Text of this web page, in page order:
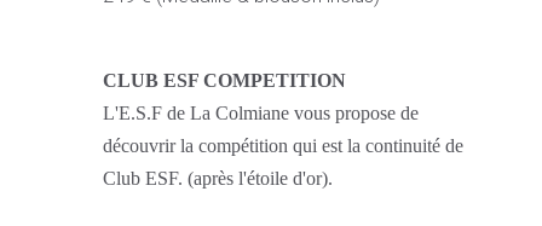
CLUB ESF COMPETITION
L'E.S.F de La Colmiane vous propose de
découvrir la compétition qui est la continuité de
Club ESF. (après l'étoile d'or).